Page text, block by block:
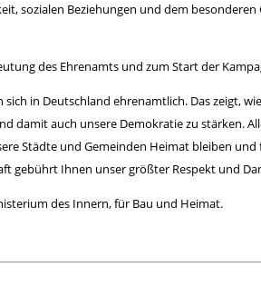
sozialen Beziehungen und dem
des Ehrenamts und zum Start der
in Deutschland ehrenamtlich. Das zeigt,
damit auch unsere Demokratie zu stärken.
Städte und Gemeinden Heimat bleiben
gebührt Ihnen unser größter Respekt und
des Innern, für Bau und Heimat.